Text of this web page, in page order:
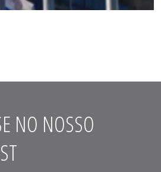
NO NOSSO